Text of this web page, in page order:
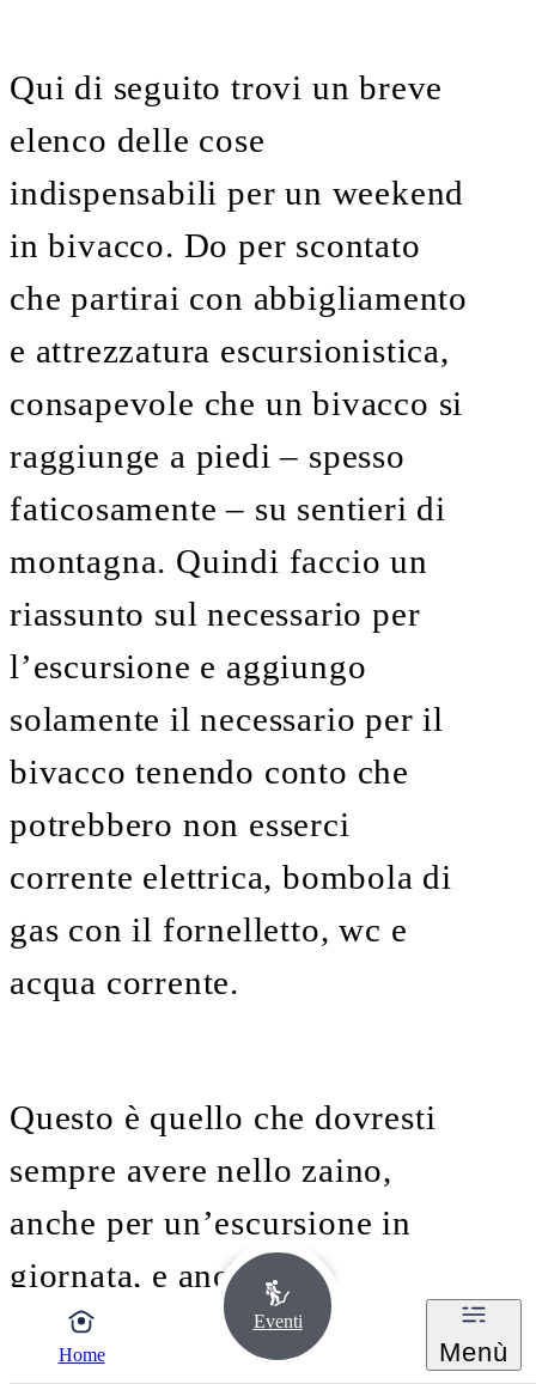
Home
Eventi
Menù
Qui di seguito trovi un breve
elenco delle cose
indispensabili per un weekend
in bivacco. Do per scontato
che partirai con abbigliamento
e attrezzatura escursionistica,
consapevole che un bivacco si
raggiunge a piedi – spesso
faticosamente – su sentieri di
montagna. Quindi faccio un
riassunto sul necessario per
l’escursione e aggiungo
solamente il necessario per il
bivacco tenendo conto che
potrebbero non esserci
corrente elettrica, bombola di
gas con il fornelletto, wc e
acqua corrente.
Questo è quello che dovresti
sempre avere nello zaino,
anche per un’escursione in
giornata, e anche con
previsioni meteo ottimali: